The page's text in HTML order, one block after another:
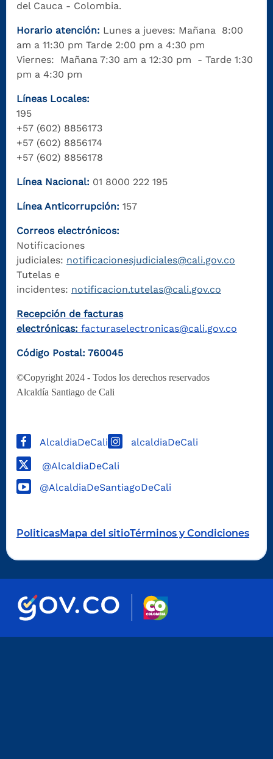
del Cauca - Colombia.
Horario atención: Lunes a jueves: Mañana 8:00
am a 11:30 pm Tarde 2:00 pm a 4:30 pm
Viernes: Mañana 7:30 am a 12:30 pm - Tarde 1:30
pm a 4:30 pm
Líneas Locales:
195
+57 (602) 8856173
+57 (602) 8856174
+57 (602) 8856178
Línea Nacional: 01 8000 222 195
Línea Anticorrupción: 157
Correos electrónicos:
Notificaciones
judiciales: notificacionesjudiciales@cali.gov.co
Tutelas e
incidentes: notificacion.tutelas@cali.gov.co
Recepción de facturas
electrónicas: facturaselectronicas@cali.gov.co
Código Postal: 760045
©Copyright 2024 - Todos los derechos reservados
Alcaldía Santiago de Cali
AlcaldiaDeCali alcaldiaDeCali
@AlcaldiaDeCali
@AlcaldiaDeSantiagoDeCali
PoliticasMapa del sitioTérminos y Condiciones